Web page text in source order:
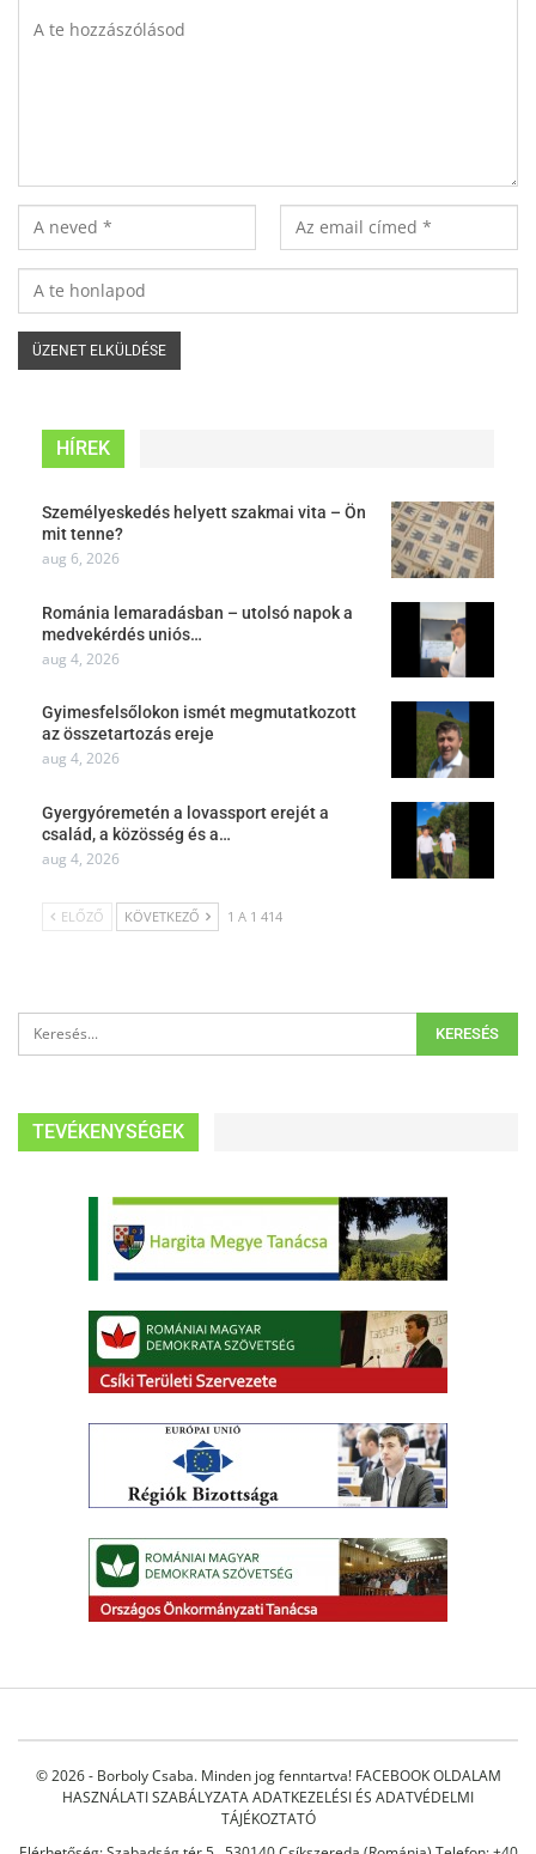
HÍREK
Személyeskedés helyett szakmai vita – Ön
mit tenne?
aug 6, 2026
Románia lemaradásban – utolsó napok a
medvekérdés uniós…
aug 4, 2026
Gyimesfelsőlokon ismét megmutatkozott
az összetartozás ereje
aug 4, 2026
Gyergyóremetén a lovassport erejét a
család, a közösség és a…
aug 4, 2026
ELŐZŐ KÖVETKEZŐ 1 A 1 414
TEVÉKENYSÉGEK
© 2026 - Borboly Csaba. Minden jog fenntartva! FACEBOOK OLDALAM
HASZNÁLATI SZABÁLYZATAADATKEZELÉSI ÉS ADATVÉDELMI
TÁJÉKOZTATÓ